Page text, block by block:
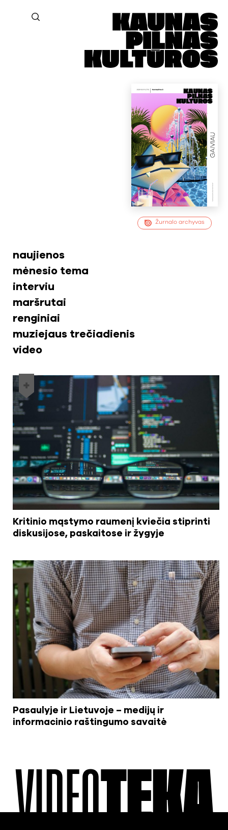
Žurnalo archyvas
Kritinio mąstymo raumenį kviečia stiprinti
diskusijose, paskaitose ir žygyje
naujienos
mėnesio tema
interviu
maršrutai
renginiai
muziejaus trečiadienis
video
Pasaulyje ir Lietuvoje – medijų ir
informacinio raštingumo savaitė
VIDEOTEKA